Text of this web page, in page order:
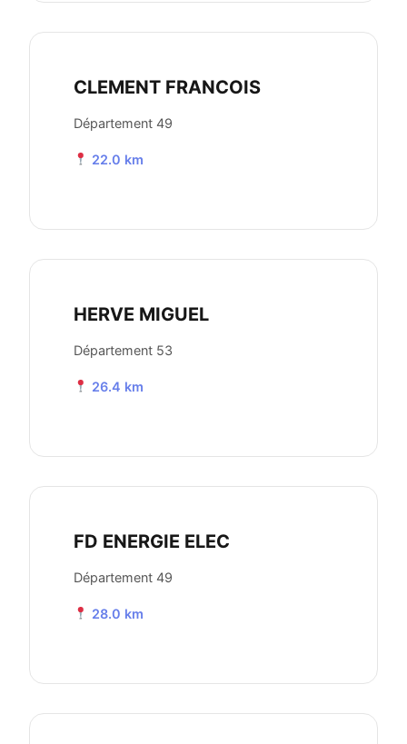
CLEMENT FRANCOIS
Département 49
22.0 km
HERVE MIGUEL
Département 53
26.4 km
FD ENERGIE ELEC
Département 49
28.0 km